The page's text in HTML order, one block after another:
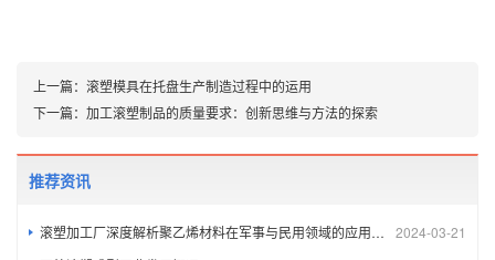
上一篇： 滚塑模具在托盘生产制造过程中的运用
下一篇： 加工滚塑制品的质量要求：创新思维与方法的探索
推荐资讯
2024-03-21
滚塑加工厂深度解析聚乙烯材料在军事与民用领域的应用及其环境影响探究